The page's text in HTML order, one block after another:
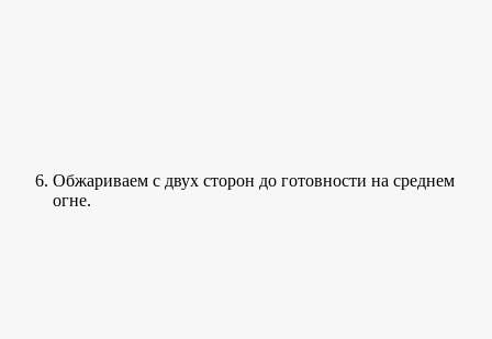
Обжариваем с двух сторон до готовности на среднем
огне.